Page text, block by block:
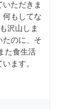
ただきま
何もしてな
沢山しま
たのに、そ
た食生活
ます。